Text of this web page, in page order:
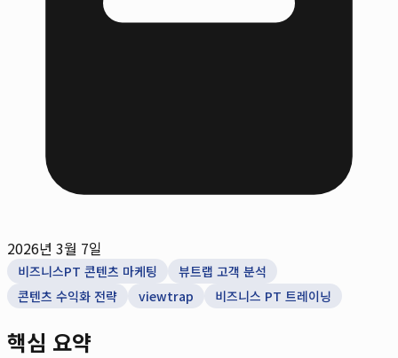
2026년 3월 7일
비즈니스PT 콘텐츠 마케팅
뷰트랩 고객 분석
콘텐츠 수익화 전략
viewtrap 비즈니스 PT 트레이닝
핵심 요약